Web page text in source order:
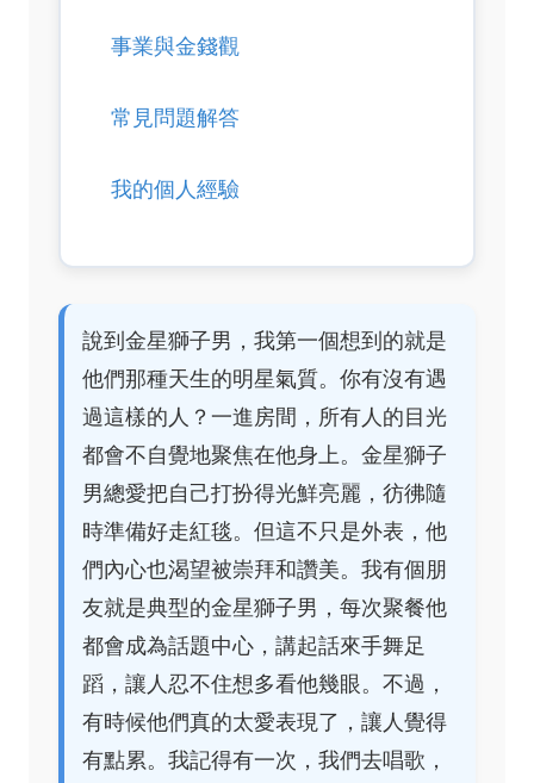
事業與金錢觀
常見問題解答
我的個人經驗
說到金星獅子男，我第一個想到的就是
他們那種天生的明星氣質。你有沒有遇
過這樣的人？一進房間，所有人的目光
都會不自覺地聚焦在他身上。金星獅子
男總愛把自己打扮得光鮮亮麗，彷彿隨
時準備好走紅毯。但這不只是外表，他
們內心也渴望被崇拜和讚美。我有個朋
友就是典型的金星獅子男，每次聚餐他
都會成為話題中心，講起話來手舞足
蹈，讓人忍不住想多看他幾眼。不過，
有時候他們真的太愛表現了，讓人覺得
有點累。我記得有一次，我們去唱歌，